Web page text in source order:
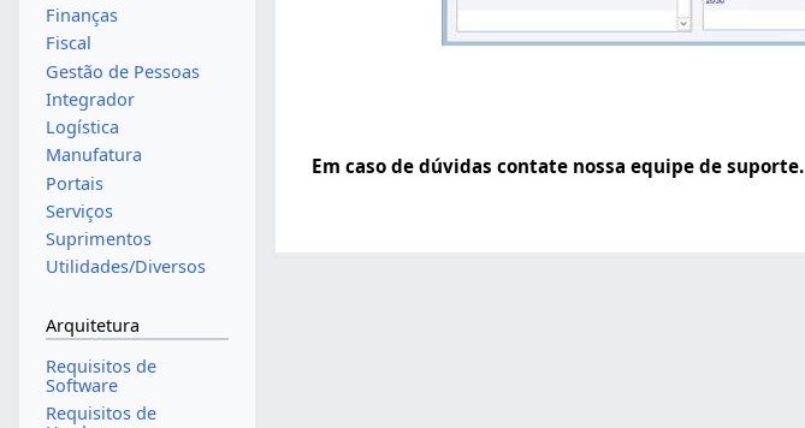
Em caso de dúvidas contate nossa equipe de suporte.
Finanças
Fiscal
Gestão de Pessoas
Integrador
Logística
Manufatura
Portais
Serviços
Suprimentos
Utilidades/Diversos
Arquitetura
Requisitos de
Software
Requisitos de